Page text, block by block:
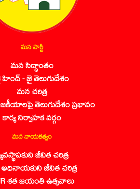
మన పార్టీ
మన సిద్ధాంతం
- జై తెలుగుదేశం
మన చరిత్ర
తెలుగుదేశం ప్రభావం
కార్య నిర్వాహక వర్గం
మన నాయకత్వం
జీవిత చరిత్ర
అధినాయకుని జీవిత చరిత్ర
శత జయంతి ఉత్సవాలు